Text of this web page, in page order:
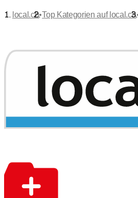
local.ch•Top Kategorien auf local.ch